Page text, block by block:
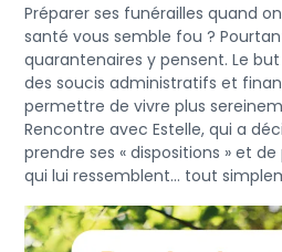
Préparer ses funérailles quand
santé vous semble fou ?
quarantenaires y pensent. Le
des soucis administratifs et
permettre de vivre plus
Rencontre avec Estelle, qui a
prendre ses « dispositions » et
qui lui ressemblent… tout